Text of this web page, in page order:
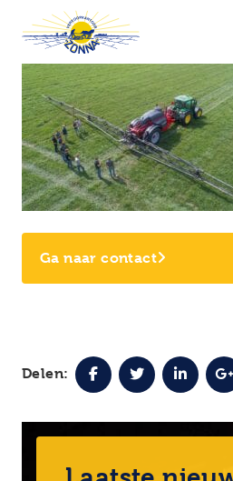
Ga naar contact
Delen: